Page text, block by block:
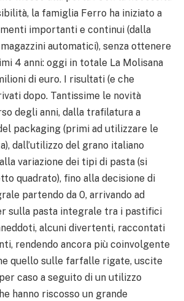
la famiglia Ferro ha iniziato a
importanti e continui (dalla
automatici), senza ottenere
4 anni: oggi in totale La Molisana
di euro. I risultati (e che
dopo. Tantissime le novità
degli anni, dalla trafilatura a
packaging (primi ad utilizzare le
dall’utilizzo del grano italiano
variazione dei tipi di pasta (si
quadrato), fino alla decisione di
partendo da 0, arrivando ad
sulla pasta integrale tra i pastifici
alcuni divertenti, raccontati
rendendo ancora più coinvolgente
quello sulle farfalle rigate, uscite
caso a seguito di un utilizzo
hanno riscosso un grande